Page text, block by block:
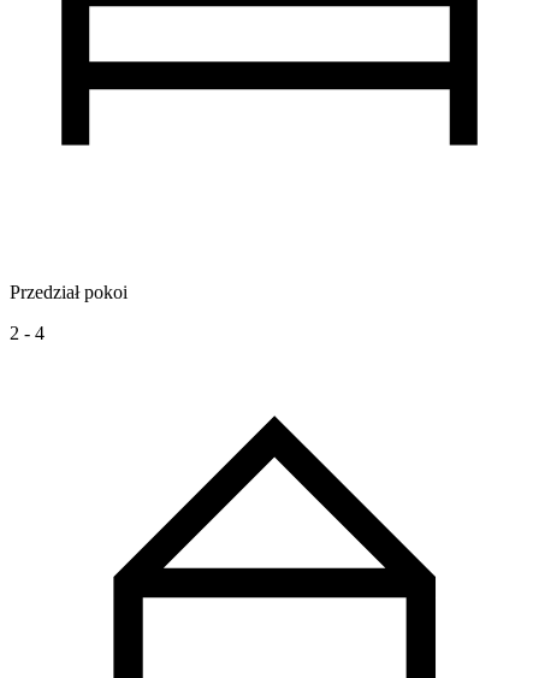
Przedział pokoi
2 - 4